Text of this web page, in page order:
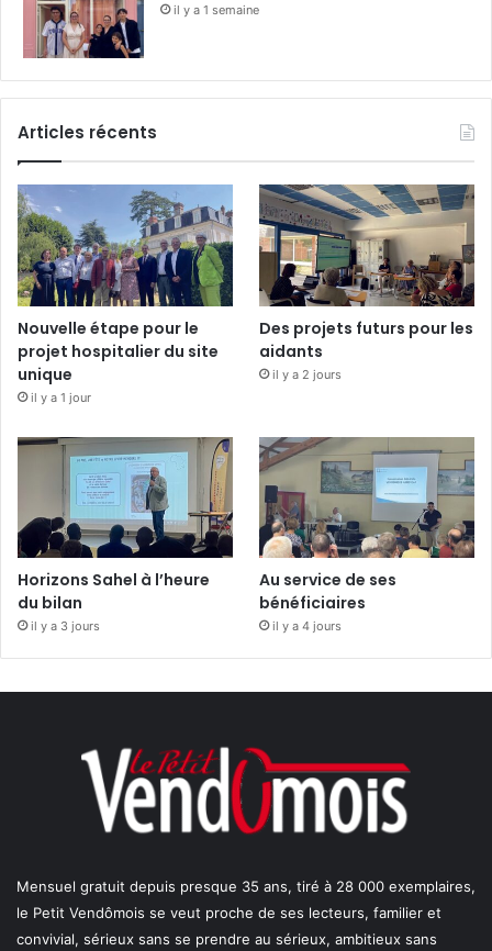
il y a 1 semaine
Articles récents
Nouvelle étape pour le
projet hospitalier du site
unique
il y a 1 jour
Des projets futurs pour les
aidants
il y a 2 jours
Horizons Sahel à l’heure
du bilan
il y a 3 jours
Au service de ses
bénéficiaires
il y a 4 jours
Mensuel gratuit depuis presque 35 ans, tiré à 28 000 exemplaires,
le Petit Vendômois se veut proche de ses lecteurs, familier et
convivial, sérieux sans se prendre au sérieux, ambitieux sans